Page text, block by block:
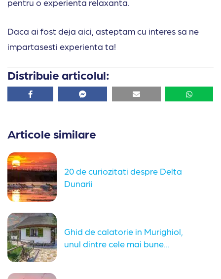
pentru o experienta relaxanta.
Daca ai fost deja aici, asteptam cu interes sa ne
impartasesti experienta ta!
Distribuie articolul:
Facebook Facebook Email
Articole similare
20 de curiozitati despre Delta
Dunarii
Ghid de calatorie in Murighiol,
unul dintre cele mai bune...